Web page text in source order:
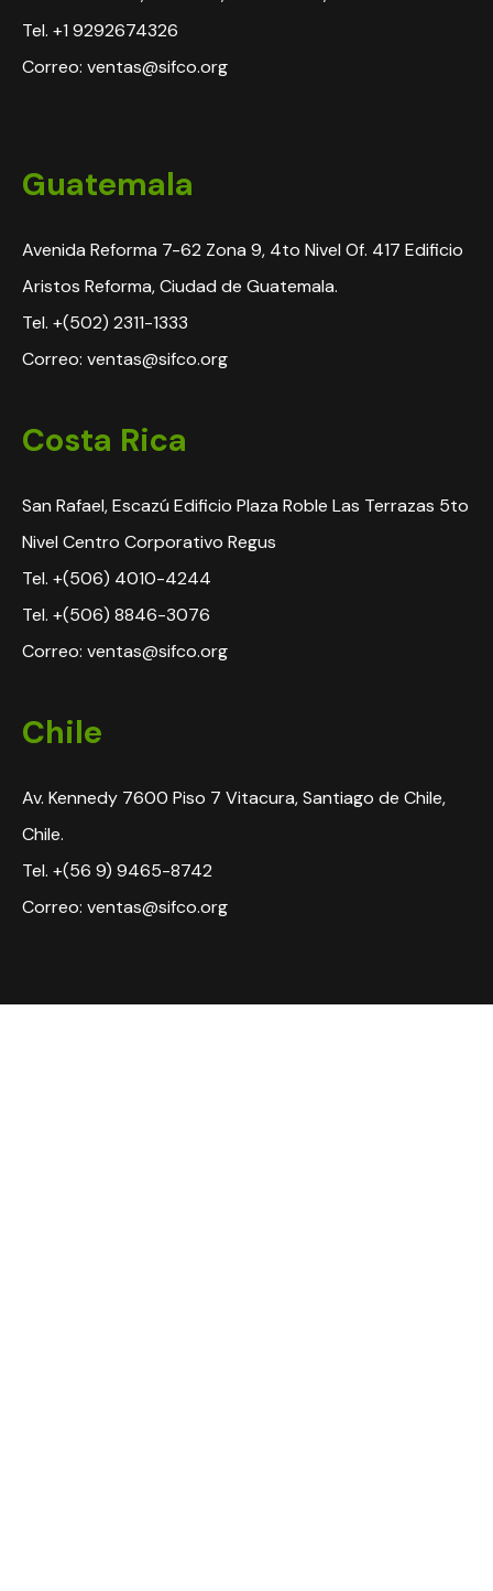
Tel. +1 9292674326
Correo: ventas@sifco.org
Guatemala
Avenida Reforma 7-62 Zona 9, 4to Nivel Of. 417 Edificio
Aristos Reforma, Ciudad de Guatemala.
Tel. +(502) 2311-1333
Correo: ventas@sifco.org
Costa Rica
San Rafael, Escazú Edificio Plaza Roble Las Terrazas 5to
Nivel Centro Corporativo Regus
Tel. +(506) 4010-4244
Tel. +(506) 8846-3076
Correo: ventas@sifco.org
Chile
Av. Kennedy 7600 Piso 7 Vitacura, Santiago de Chile,
Chile.
Tel. +(56 9) 9465-8742
Correo: ventas@sifco.org